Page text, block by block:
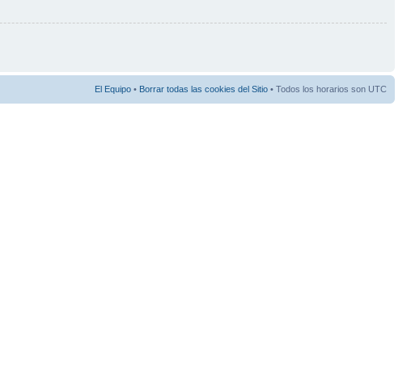
El Equipo • Borrar todas las cookies del Sitio • Todos los horarios son UTC